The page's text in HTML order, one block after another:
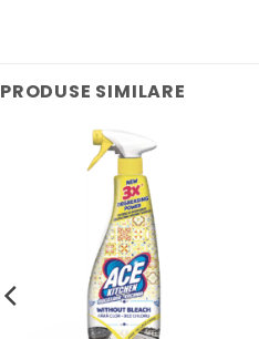
PRODUSE SIMILARE